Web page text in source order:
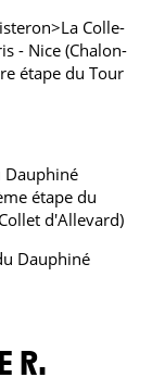
Colle-
- Nice (Chalon-
étape du Tour
Dauphiné
étape du
d'Allevard)
Dauphiné